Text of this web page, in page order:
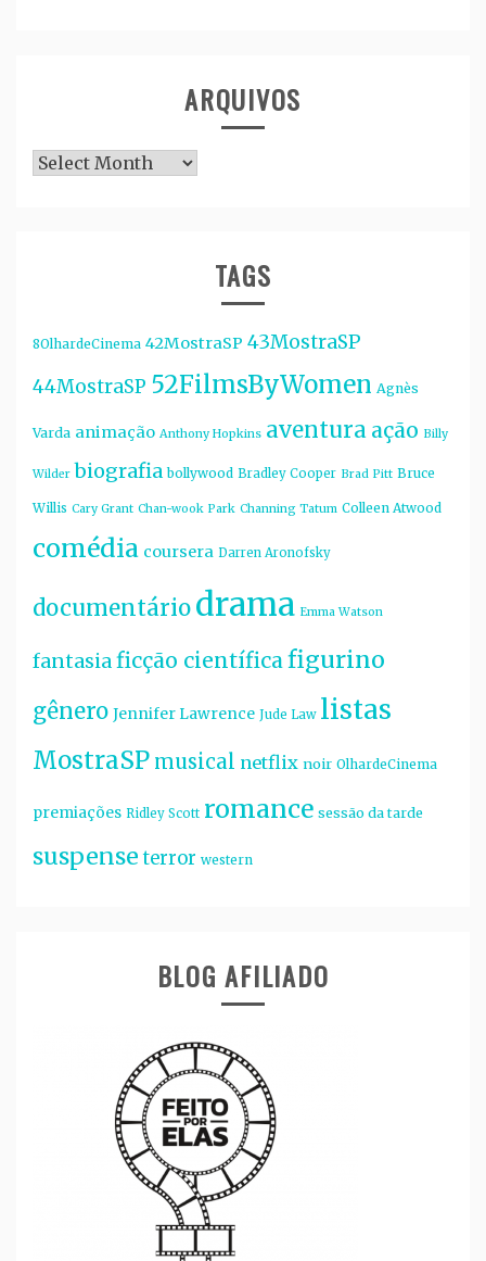
ARQUIVOS
Arquivos
TAGS
8OlhardeCinema 42MostraSP 43MostraSP
44MostraSP 52FilmsByWomen Agnès
Varda animação Anthony Hopkins aventura ação Billy
Wilder biografia bollywood Bradley Cooper Brad Pitt Bruce
Willis Cary Grant Chan-wook Park Channing Tatum Colleen Atwood
comédia coursera Darren Aronofsky
documentáriodrama Emma Watson
fantasiaficção científicafigurino
gênero Jennifer Lawrence Jude Law listas
MostraSP musical netflix noir OlhardeCinema
premiações Ridley Scott romance sessão da tarde
suspense terror western
BLOG AFILIADO